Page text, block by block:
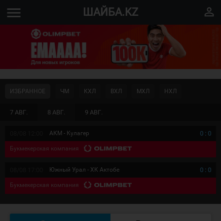
menu ШАЙБА.KZ perm_identity
7 АВГ. 8 АВГ. 9 АВГ.
ИЗБРАННОЕ ЧМ КХЛ ВХЛ МХЛ НХЛ
АКМ - Кулагер 0 : 0
Букмекерская компания
Южный Урал - ХК Актобе 0 : 0
Букмекерская компания